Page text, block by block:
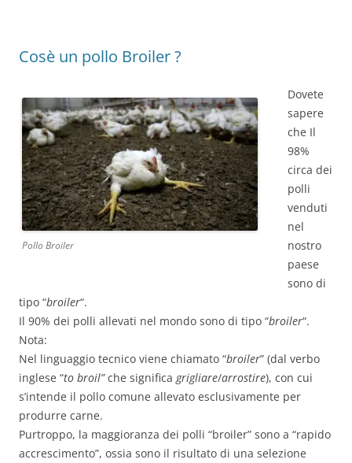
Cosè un pollo Broiler ?
Pollo Broiler
Dovete
sapere
che Il
98%
circa dei
polli
venduti
nel
nostro
paese
sono di
tipo “broiler“.
Il 90% dei polli allevati nel mondo sono di tipo “broiler“.
Nota:
Nel linguaggio tecnico viene chiamato “broiler” (dal verbo
inglese “to broil”che significa grigliare/arrostire), con cui
s’intende il pollo comune allevato esclusivamente per
produrre carne.
Purtroppo, la maggioranza dei polli “broiler” sono a “rapido
accrescimento”, ossia sono il risultato di una selezione